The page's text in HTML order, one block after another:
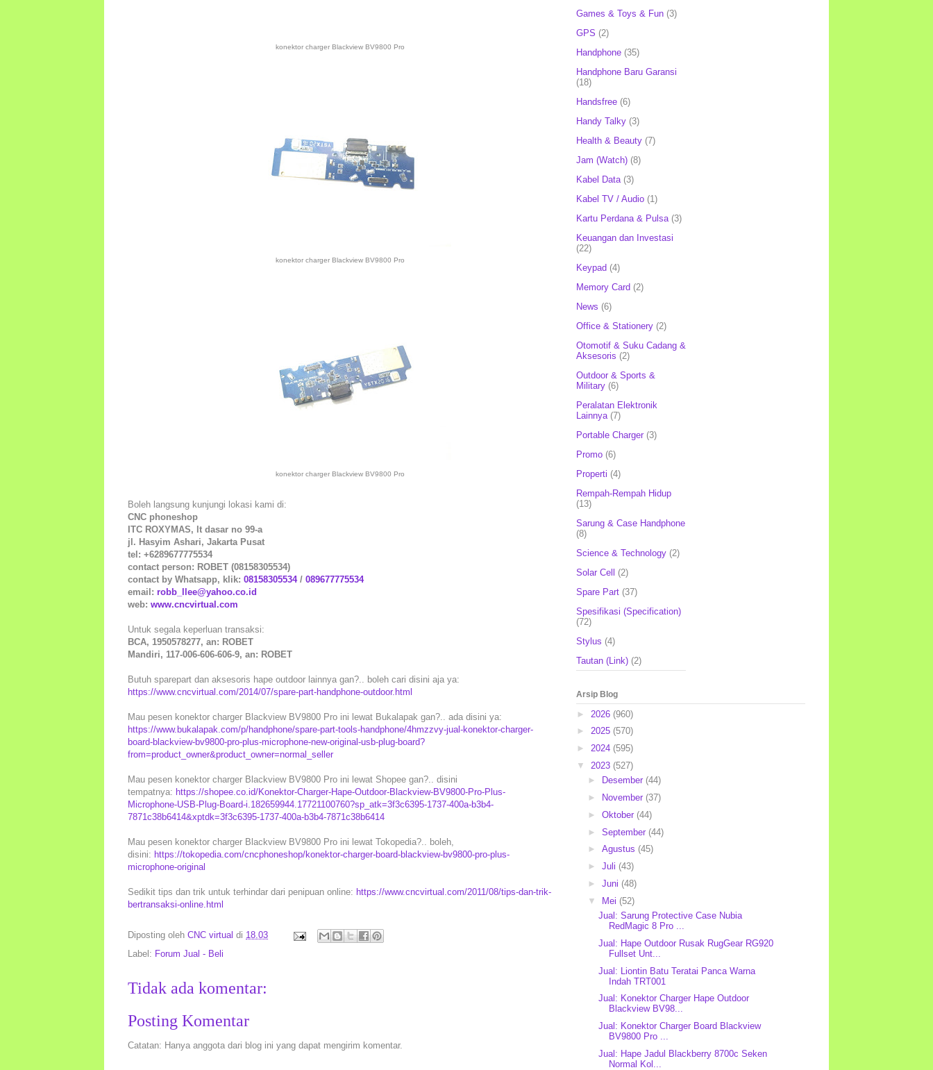
konektor charger Blackview BV9800 Pro
konektor charger Blackview BV9800 Pro
konektor charger Blackview BV9800 Pro
Boleh langsung kunjungi lokasi kami di:
CNC phoneshop
ITC ROXYMAS, lt dasar no 99-a
jl. Hasyim Ashari, Jakarta Pusat
tel: +6289677775534
contact person: ROBET (08158305534)
contact by Whatsapp, klik: 08158305534/ 089677775534
email: robb_llee@yahoo.co.id
web: www.cncvirtual.com
Untuk segala keperluan transaksi:
BCA, 1950578277, an: ROBET
Mandiri, 117-006-606-606-9, an: ROBET
Butuh sparepart dan aksesoris hape outdoor lainnya gan?.. boleh cari disini aja ya:
https://www.cncvirtual.com/2014/07/spare-part-handphone-outdoor.html
Mau pesen konektor charger Blackview BV9800 Pro ini lewat Bukalapak gan?.. ada disini ya:
https://www.bukalapak.com/p/handphone/spare-part-tools-handphone/4hmzzvy-jual-konektor-charger-
board-blackview-bv9800-pro-plus-microphone-new-original-usb-plug-board?
from=product_owner&product_owner=normal_seller
Mau pesen konektor charger Blackview BV9800 Pro ini lewat Shopee gan?.. disini
tempatnya: https://shopee.co.id/Konektor-Charger-Hape-Outdoor-Blackview-BV9800-Pro-Plus-
Microphone-USB-Plug-Board-i.182659944.17721100760?sp_atk=3f3c6395-1737-400a-b3b4-
7871c38b6414&xptdk=3f3c6395-1737-400a-b3b4-7871c38b6414
Mau pesen konektor charger Blackview BV9800 Pro ini lewat Tokopedia?.. boleh,
disini: https://tokopedia.com/cncphoneshop/konektor-charger-board-blackview-bv9800-pro-plus-
microphone-original
Sedikit tips dan trik untuk terhindar dari penipuan online: https://www.cncvirtual.com/2011/08/tips-dan-trik-
bertransaksi-online.html
Diposting oleh CNC virtual di 18.03
Label: Forum Jual - Beli
Tidak ada komentar:
Posting Komentar
Catatan: Hanya anggota dari blog ini yang dapat mengirim komentar.
Games & Toys & Fun (3)
GPS (2)
Handphone (35)
Handphone Baru Garansi
(18)
Handsfree (6)
Handy Talky (3)
Health & Beauty (7)
Jam (Watch) (8)
Kabel Data (3)
Kabel TV / Audio (1)
Kartu Perdana & Pulsa (3)
Keuangan dan Investasi
(22)
Keypad (4)
Memory Card (2)
News (6)
Office & Stationery (2)
Otomotif & Suku Cadang &
Aksesoris (2)
Outdoor & Sports &
Military (6)
Peralatan Elektronik
Lainnya (7)
Portable Charger (3)
Promo (6)
Properti (4)
Rempah-Rempah Hidup
(13)
Sarung & Case Handphone
(8)
Science & Technology (2)
Solar Cell (2)
Spare Part (37)
Spesifikasi (Specification)
(72)
Stylus (4)
Tautan (Link) (2)
Arsip Blog
► 2026 (960)
► 2025 (570)
► 2024 (595)
▼ 2023 (527)
►
Desember (44)
►
November (37)
► Oktober (44)
► September (44)
► Agustus (45)
► Juli (43)
► Juni (48)
▼ Mei (52)
Jual: Sarung Protective Case Nubia
RedMagic 8 Pro ...
Jual: Hape Outdoor Rusak RugGear RG920
Fullset Unt...
Jual: Liontin Batu Teratai Panca Warna
Indah TRT001
Jual: Konektor Charger Hape Outdoor
Blackview BV98...
Jual: Konektor Charger Board Blackview
BV9800 Pro ...
Jual: Hape Jadul Blackberry 8700c Seken
Normal Kol...